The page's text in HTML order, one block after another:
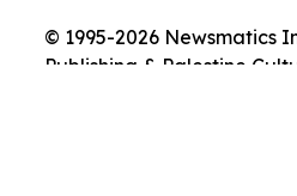
© 1995-2026 Newsmatics
Publishing & Palestine